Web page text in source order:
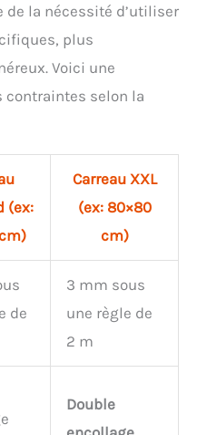
de la nécessité d’utiliser
plus
Voici une
selon la
(ex:
Carreau XXL
(ex: 80×80
cm)
de
3 mm sous
une règle de
2 m
Double